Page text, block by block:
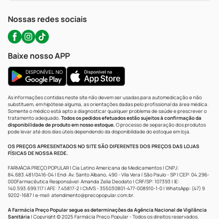
WhatsApp (47) 9202-1687
Nossas redes sociais
Baixe nosso APP
As informações contidas neste site não devem ser usadas para automedicação e não
substituem, em hipótese alguma, as orientações dadas pelo profissional da área médica.
Somente o médico está apto a diagnosticar qualquer problema de saúde e prescrever o
tratamento adequado. Todos os pedidos efetuados estão sujeitos à confirmação da
disponibilidade de produto em nosso estoque.O processo de separação dos produtos
pode levar até dois dias úteis dependendo da disponibilidade do estoque em loja.
OS PREÇOS APRESENTADOS NO SITE SÃO DIFERENTES DOS PREÇOS DAS LOJAS
FÍSICAS DE NOSSA REDE.
FARMÁCIA PREÇO POPULAR | Cia Latino Americana de Medicamentos | CNPJ:
84.683.481/0416-04 | End: Av. Santo Albano, 490 - Vila Vera | São Paulo - SP | CEP: 04.296-
000Farmacêutica Responsável: Amanda Zelia Deodato | CRF/SP: 107393 | IE:
140.593.699.117 | AFE: 7.45817-2 | CMVS - 355030801-477-008910-1-0 | WhatsApp: (47) 9
9202-1687 | e-mail: atendimento@precopopular.com.br.
A Farmácia Preço Popular segue as determinações da Agência Nacional de Vigilância
Sanitária | Copyright © 2025 Farmácia Preço Popular - Todos os direitos reservados.